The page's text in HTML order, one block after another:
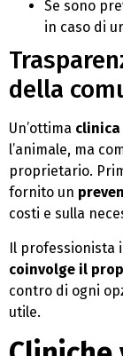
Se sono
in caso di
della
Un’ottima clinica
l’animale, ma
proprietario.
fornito un
costi e sulla
Il professionista
coinvolge il
contro di ogni
utile.